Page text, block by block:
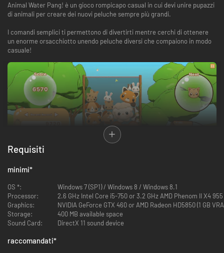
Animal Water Pang! è un gioco rompicapo casual in cui devi unire pupazzi
di animali per creare dei nuovi peluche sempre più grandi.
I comandi semplici ti permettono di divertirti mentre cerchi di ottenere
un enorme orsacchiotto unendo peluche diversi che compaiono in modo
casuale!
Fai attenzione, però, ed evita di far strabordare i pupazzi dalla
macchinetta! Fai a gara con altri giocatori per raggiungere il punteggio
più alto!
《 Panoramica di gioco 》
Requisiti
minimi*
OS *:
Windows 7 (SP1) / Windows 8 / Windows 8.1
Processor:
2.6 GHz Intel Core i5-750 or 3.2 GHz AMD Phenom II X4 955
Graphics:
NVIDIA GeForce GTX 460 or AMD Radeon HD5850 (1 GB
Storage:
400 MB available space
Sound Card:
DirectX 11 sound device
raccomandati*